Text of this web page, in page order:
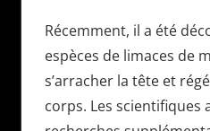
Récemment, il a été
espèces de limaces de
s’arracher la tête et
corps. Les scientifiques